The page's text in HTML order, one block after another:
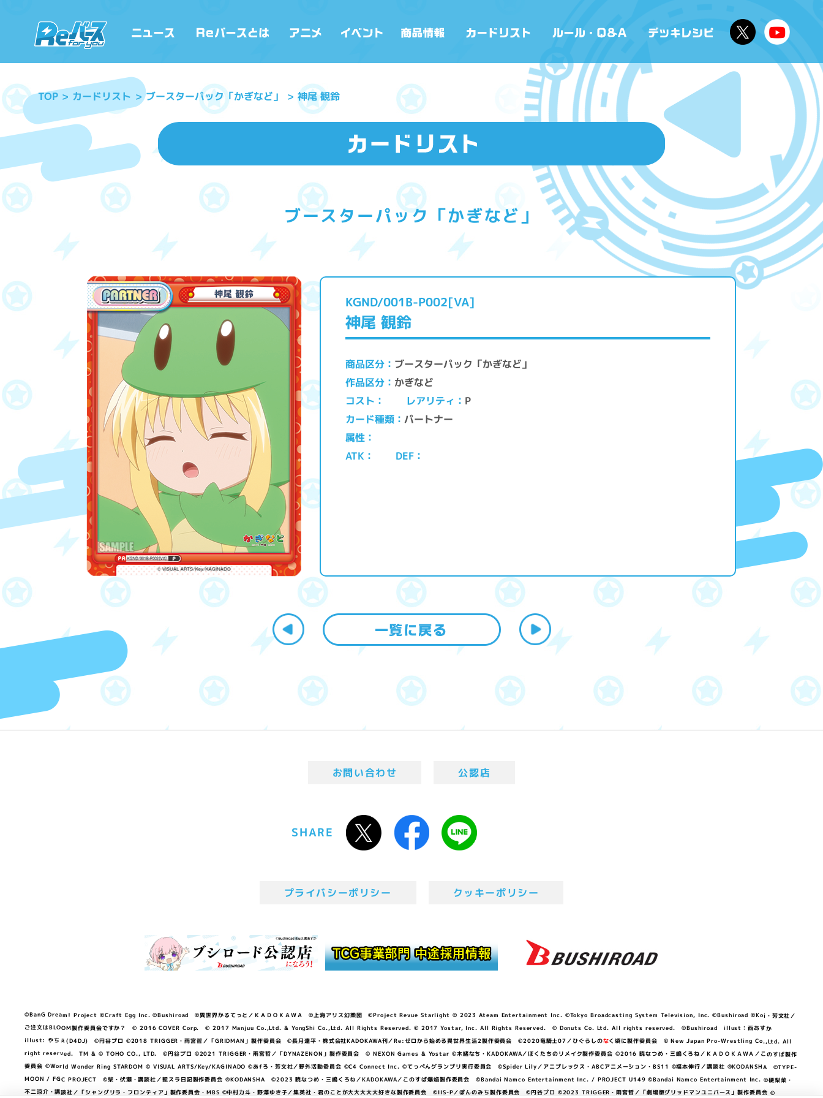
TOP カードリスト ブースターパック「かぎなど」 神尾 観鈴
ブースターパック「かぎなど」
KGND/001B-P002[VA]
神尾 観鈴
商品区分 ブースターパック「かぎなど」
作品区分 かぎなど
コスト レアリティ P
カード種類 パートナー
属性
ATK DEF
お問い合わせ 公認店
SHARE
プライバシーポリシー クッキーポリシー
©BanG Dream! Project ©Craft Egg Inc. ©Bushiroad ©異世界かるてっと／ＫＡＤＯＫＡＷＡ ©上海アリス幻樂団 ©Project Revue Starlight © 2023 Ateam Entertainment Inc. ©Tokyo Broadcasting System Television, Inc. ©Bushiroad ©Koi・芳文社／
ご注文はBLOOM製作委員会ですか？ © 2016 COVER Corp. © 2017 Manjuu Co.,Ltd. & YongShi Co.,Ltd. All Rights Reserved. © 2017 Yostar, Inc. All Rights Reserved. © Donuts Co. Ltd. All rights reserved. ©Bushiroad illust：西あすか
illust: やちぇ(D4DJ) ©円谷プロ ©2018 TRIGGER・雨宮哲／「GRIDMAN」製作委員会 ©長月達平・株式会社KADOKAWA刊／Re:ゼロから始める異世界生活2製作委員会 ©2020竜騎士07／ひぐらしのなく頃に製作委員会 © New Japan Pro-Wrestling Co.,Ltd. All
right reserved. TM & © TOHO CO., LTD. ©円谷プロ ©2021 TRIGGER・雨宮哲／「DYNAZENON」製作委員会 © NEXON Games & Yostar ©木緒なち・KADOKAWA／ぼくたちのリメイク製作委員会 ©2016 暁なつめ・三嶋くろね／ＫＡＤＯＫＡＷＡ／このすば製作
委員会 ©World Wonder Ring STARDOM © VISUAL ARTS/Key/KAGINADO ©あfろ・芳文社／野外活動委員会 ©C4 Connect Inc. ©てっぺんグランプリ実行委員会 ©Spider Lily／アニプレックス・ABCアニメーション・BS11 ©福本伸行／講談社 ®KODANSHA ©TYPE-
MOON / FGC PROJECT ©柴・伏瀬・講談社／転スラ日記製作委員会 ®KODANSHA ©2023 暁なつめ・三嶋くろね／KADOKAWA／このすば爆焔製作委員会 ©Bandai Namco Entertainment Inc. / PROJECT U149 ©Bandai Namco Entertainment Inc. ©硬梨菜・
不二涼介・講談社／「シャングリラ・フロンティア」製作委員会・MBS ©中村力斗・野澤ゆき子／集英社・君のことが大大大大大好きな製作委員会 ©IIS-P／ぽんのみち製作委員会 ©円谷プロ ©2023 TRIGGER・雨宮哲／「劇場版グリッドマンユニバース」製作委員会 ©